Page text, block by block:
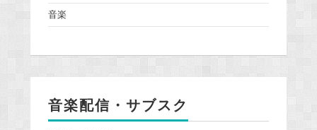
音楽
音楽配信・サブスク